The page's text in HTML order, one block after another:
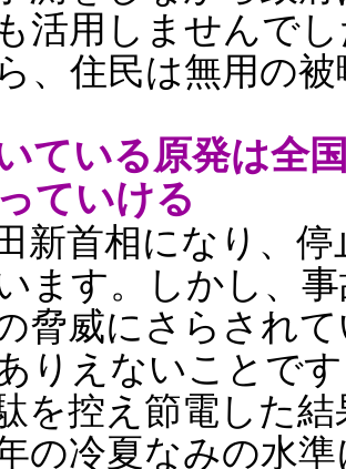
活用しませんで
、住民は無用の
ている原発は全
ていける
新首相になり、停
ます。しかし、
脅威にさらされ
りえないことで
を控え節電した結
の冷夏なみの水